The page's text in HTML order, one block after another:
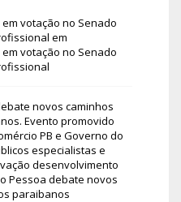
votação no Senado
em
votação no Senado
novos caminhos
Evento promovido
PB e Governo do
especialistas e
desenvolvimento
Pessoa debate novos
paraibanos